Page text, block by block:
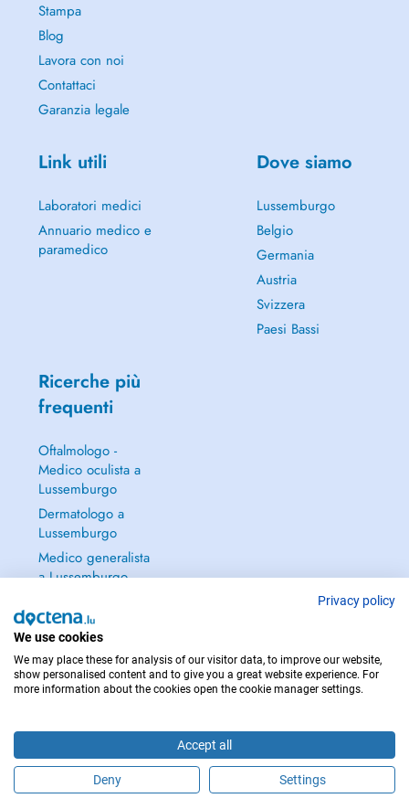
Stampa
Blog
Lavora con noi
Contattaci
Garanzia legale
Link utili
Laboratori medici
Annuario medico e
paramedico
Dove siamo
Lussemburgo
Belgio
Germania
Austria
Svizzera
Paesi Bassi
Ricerche più
frequenti
Oftalmologo -
Medico oculista a
Lussemburgo
Dermatologo a
Lussemburgo
Medico generalista
a Lussemburgo
Lussemburgo
Continua a leggere
→
PER LE URGENZE, CONSULTARE : 112
Copyright © 2026 - DOCTENA S.A. 42, Rue de la Vallée, L-2661 Luxembourg
Privacy policy
We use cookies
We may place these for analysis of our visitor data, to improve our website,
show personalised content and to give you a great website experience. For
more information about the cookies open the cookie manager settings.
Accept all
Deny Settings